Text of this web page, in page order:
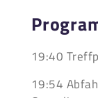
19:40
19:54